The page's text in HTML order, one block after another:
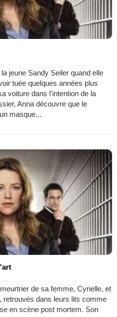
jeune Sandy Seiler quand elle
tuée quelques années plus
voiture dans l'intention de la
Anna découvre que le
masque...
de sa femme, Cyrielle, et
retrouvés dans leurs lits comme
en scène post mortem. Son